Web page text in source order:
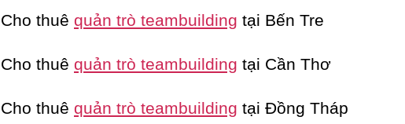
Cho thuê quản trò teambuilding tại Bến Tre
Cho thuê quản trò teambuilding tại Cần Thơ
Cho thuê quản trò teambuilding tại Đồng Tháp